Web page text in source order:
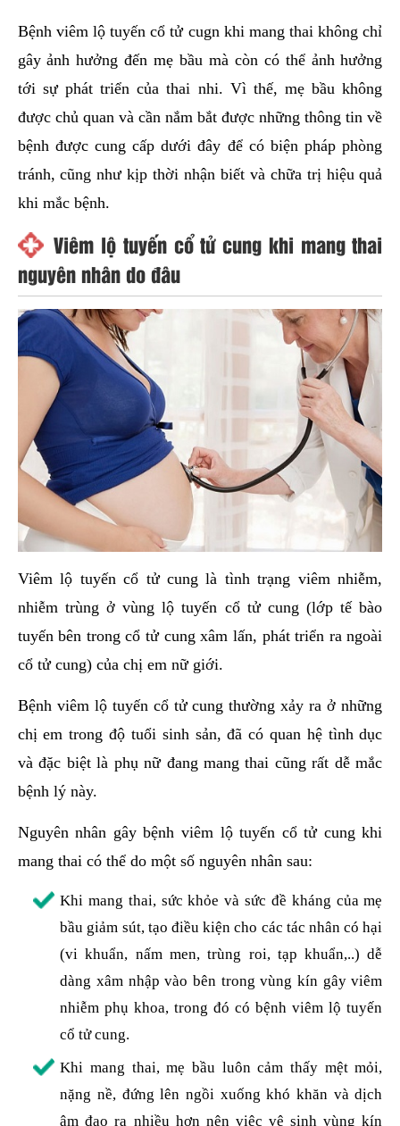
Bệnh viêm lộ tuyến cổ tử cugn khi mang thai không chỉ
gây ảnh hưởng đến mẹ bầu mà còn có thể ảnh hưởng
tới sự phát triển của thai nhi. Vì thế, mẹ bầu không
được chủ quan và cần nắm bắt được những thông tin về
bệnh được cung cấp dưới đây để có biện pháp phòng
tránh, cũng như kịp thời nhận biết và chữa trị hiệu quả
khi mắc bệnh.
Viêm lộ tuyến cổ tử cung khi mang thai
nguyên nhân do đâu
Viêm lộ tuyến cổ tử cung là tình trạng viêm nhiễm,
nhiễm trùng ở vùng lộ tuyến cổ tử cung (lớp tế bào
tuyến bên trong cổ tử cung xâm lấn, phát triển ra ngoài
cổ tử cung) của chị em nữ giới.
Bệnh viêm lộ tuyến cổ tử cung thường xảy ra ở những
chị em trong độ tuổi sinh sản, đã có quan hệ tình dục
và đặc biệt là phụ nữ đang mang thai cũng rất dễ mắc
bệnh lý này.
Nguyên nhân gây bệnh viêm lộ tuyến cổ tử cung khi
mang thai có thể do một số nguyên nhân sau:
Khi mang thai, sức khỏe và sức đề kháng của mẹ
bầu giảm sút, tạo điều kiện cho các tác nhân có hại
(vi khuẩn, nấm men, trùng roi, tạp khuẩn,..) dễ
dàng xâm nhập vào bên trong vùng kín gây viêm
nhiễm phụ khoa, trong đó có bệnh viêm lộ tuyến
cổ tử cung.
Khi mang thai, mẹ bầu luôn cảm thấy mệt mỏi,
nặng nề, đứng lên ngồi xuống khó khăn và dịch
âm đạo ra nhiều hơn nên việc vệ sinh vùng kín